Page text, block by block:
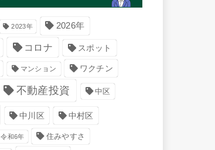
2023年 2026年
コロナ スポット
マンション ワクチン
不動産投資 中区
中川区 中村区
令和6年 住みやすさ